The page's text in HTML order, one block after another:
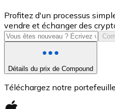
USD Coin
USDC
Profitez d'un processus
vendre et échanger des
Détails du prix de Compound
Téléchargez notre